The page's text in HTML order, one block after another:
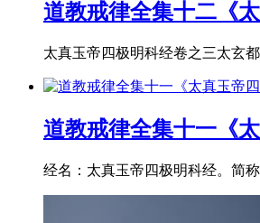
道教戒律全集十二《
太真玉帝四极明科经卷之三太玄
道教戒律全集十一《
经名：太真玉帝四极明科经。简